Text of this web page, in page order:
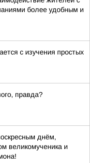
более удобным и
с изучения простых
правда?
днём,
великомученика и